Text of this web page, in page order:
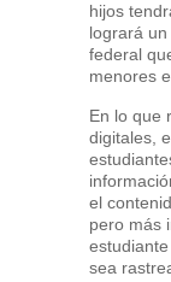
hijos
logrará
federal
menores
En lo que
digitales,
el
pero más
sea